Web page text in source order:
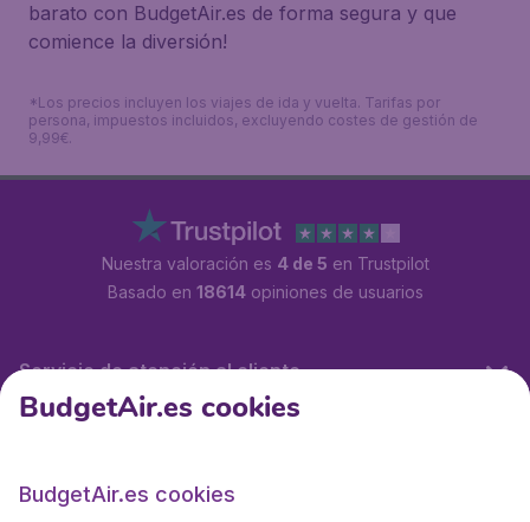
barato con BudgetAir.es de forma segura y que
comience la diversión!
*Los precios incluyen los viajes de ida y vuelta. Tarifas por
persona, impuestos incluidos, excluyendo costes de gestión de
9,99€.
Nuestra valoración es 4 de 5 en Trustpilot
Basado en 18614opiniones de usuarios
Servicio de atención al cliente
BudgetAir.es cookies
BudgetAir.es cookies